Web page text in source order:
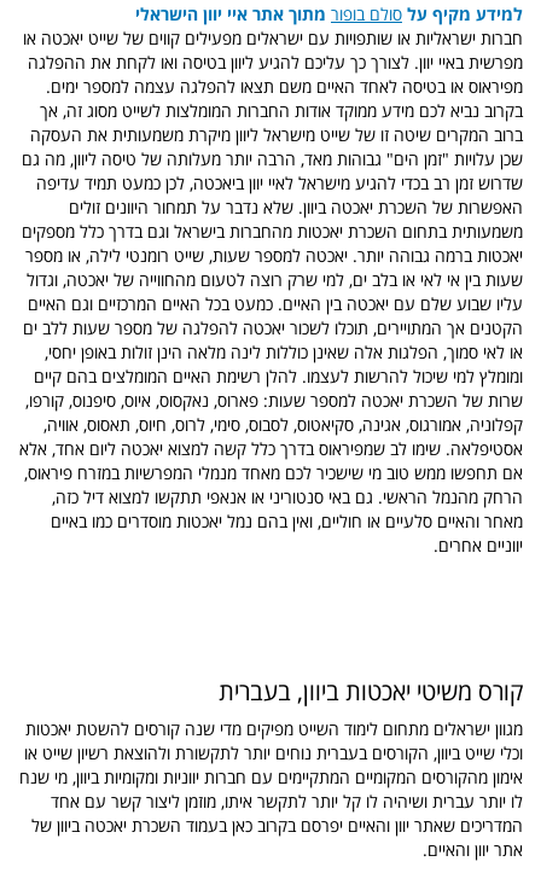
למידע מקיף על סולם בופור מתוך אתר איי יוון הישראלי
חברות ישראליות או שותפויות עם ישראלים מפעילים קווים של שייט יאכטה או
מפרשית באיי יוון. לצורך כך עליכם להגיע ליוון בטיסה ואו לקחת את ההפלגה
מפיראוס או בטיסה לאחד האיים משם תצאו להפלגה עצמה למספר ימים.
בקרוב נביא לכם מידע ממוקד אודות החברות המומלצות לשייט מסוג זה, אך
ברוב המקרים שיטה זו של שייט מישראל ליוון מיקרת משמעותית את העסקה
שכן עלויות "זמן הים" גבוהות מאד, הרבה יותר מעלותה של טיסה ליוון, מה גם
שדרוש זמן רב בכדי להגיע מישראל לאיי יוון ביאכטה, לכן כמעט תמיד עדיפה
האפשרות של השכרת יאכטה ביוון. שלא נדבר על תמחור היוונים זולים
משמעותית בתחום השכרת יאכטות מהחברות בישראל וגם בדרך כלל מספקים
יאכטות ברמה גבוהה יותר. יאכטה למספר שעות, שייט רומנטי לילה, או מספר
שעות בין אי לאי או בלב ים, למי שרק רוצה לטעום מהחווייה של יאכטה, וגדול
עליו שבוע שלם עם יאכטה בין האיים. כמעט בכל האיים המרכזיים וגם האיים
הקטנים אך המתויירים, תוכלו לשכור יאכטה להפלגה של מספר שעות ללב ים
או לאי סמוך, הפלגות אלה שאינן כוללות לינה מלאה הינן זולות באופן יחסי,
ומומלץ למי שיכול להרשות לעצמו. להלן רשימת האיים המומלצים בהם קיים
שרות של השכרת יאכטה למספר שעות: פארוס, נאקסוס, איוס, סיפנוס, קורפו,
קפלוניה, אמורגוס, אגינה, סקיאטוס, לסבוס, סימי, לרוס, חיוס, תאסוס, אוויה,
אסטיפלאה. שימו לב שמפיראוס בדרך כלל קשה למצוא יאכטה ליום אחד, אלא
אם תחפשו ממש טוב מי שישכיר לכם מאחד מנמלי המפרשיות במזרח פיראוס,
הרחק מהנמל הראשי. גם באי סנטוריני או אנאפי תתקשו למצוא דיל כזה,
מאחר והאיים סלעיים או חוליים, ואין בהם נמל יאכטות מוסדרים כמו באיים
יווניים אחרים.
קורס משיטי יאכטות ביוון, בעברית
מגוון ישראלים מתחום לימוד השייט מפיקים מדי שנה קורסים להשטת יאכטות
וכלי שייט ביוון, הקורסים בעברית נוחים יותר לתקשורת ולהוצאת רשיון שייט או
אימון מהקורסים המקומיים המתקיימים עם חברות יווניות ומקומיות ביוון, מי שנח
לו יותר עברית ושיהיה לו קל יותר לתקשר איתו, מוזמן ליצור קשר עם אחד
המדריכים שאתר יוון והאיים יפרסם בקרוב כאן בעמוד השכרת יאכטה ביוון של
אתר יוון והאיים.